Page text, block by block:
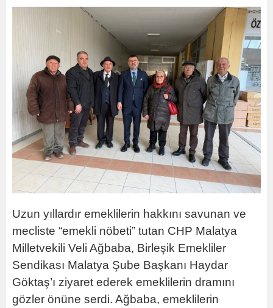
Uzun yıllardır emeklilerin hakkını savunan ve
mecliste “emekli nöbeti” tutan CHP Malatya
Milletvekili Veli Ağbaba, Birleşik Emekliler
Sendikası Malatya Şube Başkanı Haydar
Göktaş’ı ziyaret ederek emeklilerin dramını
gözler önüne serdi. Ağbaba, emeklilerin